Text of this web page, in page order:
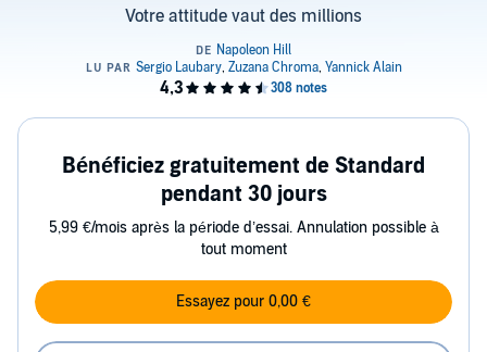
Votre attitude vaut des millions
Bénéficiez gratuitement de Standard
pendant 30 jours
5,99 €/mois après la période d’essai. Annulation possible à
tout moment
Essayez pour 0,00 €